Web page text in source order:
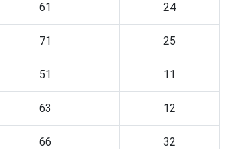
61 24
71 25
51 11
63 12
66 32